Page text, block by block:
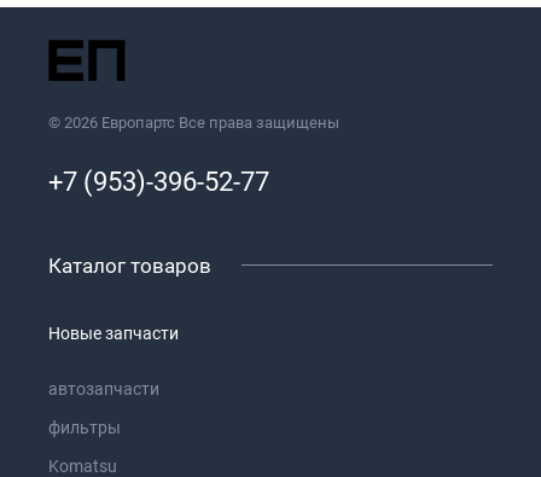
© 2026 Европартс Все права защищены
+7 (953)-396-52-77
Каталог товаров
Новые запчасти
автозапчасти
фильтры
Komatsu